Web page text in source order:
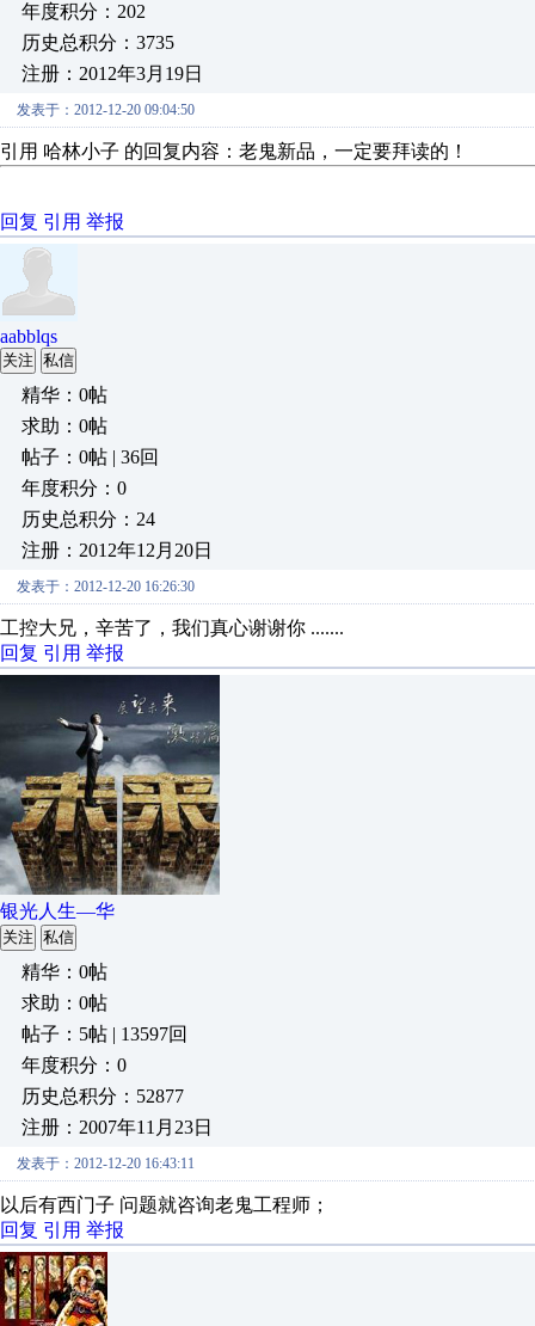
年度积分：202
历史总积分：3735
注册：2012年3月19日
发表于：2012-12-20 09:04:50
引用 哈林小子 的回复内容：老鬼新品，一定要
回复 引用 举报
aabblqs
关注 私信
精华：0帖
求助：0帖
帖子：0帖 | 36回
年度积分：0
历史总积分：24
注册：2012年12月20日
发表于：2012-12-20 16:26:30
工控大兄，辛苦了，我们真心谢谢你 .......
回复 引用 举报
银光人生—华
关注 私信
精华：0帖
求助：0帖
帖子：5帖 | 13597回
年度积分：0
历史总积分：52877
注册：2007年11月23日
发表于：2012-12-20 16:43:11
以后有西门子 问题就咨询老鬼工程师；
回复 引用 举报